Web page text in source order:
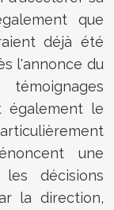
que
déjà été
l'annonce du
également le
une
décisions
la direction,